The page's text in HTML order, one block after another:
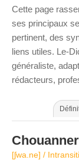
Cette page
ses principaux
pertinent, des
liens utiles. Le-
généraliste,
rédacteurs,
Chouanner
[ʃwa.ne] /